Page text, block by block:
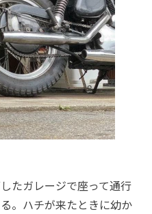
たガレージで座って通行
。ハチが来たときに幼か